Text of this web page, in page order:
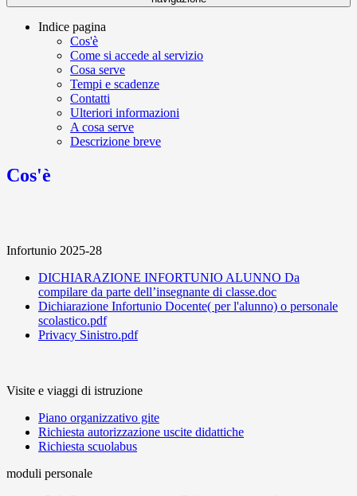
Indice pagina
Cos'è
Come si accede al servizio
Cosa serve
Tempi e scadenze
Contatti
Ulteriori informazioni
A cosa serve
Descrizione breve
Cos'è
Infortunio 2025-28
DICHIARAZIONE INFORTUNIO ALUNNO Da
compilare da parte dell’insegnante di classe.doc
Dichiarazione Infortunio Docente( per l'alunno) o personale
scolastico.pdf
Privacy Sinistro.pdf
Visite e viaggi di istruzione
Piano organizzativo gite
Richiesta autorizzazione uscite didattiche
Richiesta scuolabus
moduli personale